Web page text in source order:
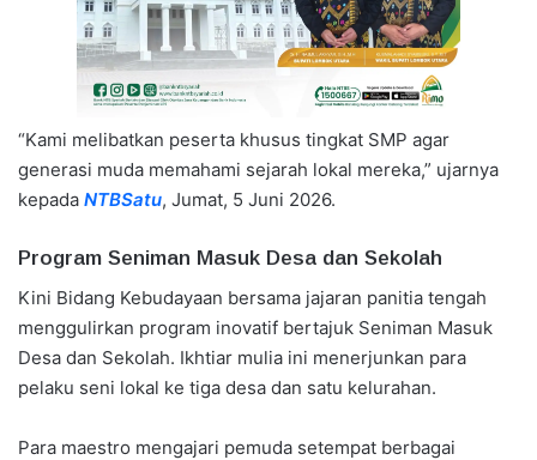
“Kami melibatkan peserta khusus tingkat SMP agar
generasi muda memahami sejarah lokal mereka,” ujarnya
kepada NTBSatu, Jumat, 5 Juni 2026.
Program Seniman Masuk Desa dan Sekolah
Kini Bidang Kebudayaan bersama jajaran panitia tengah
menggulirkan program inovatif bertajuk Seniman Masuk
Desa dan Sekolah. Ikhtiar mulia ini menerjunkan para
pelaku seni lokal ke tiga desa dan satu kelurahan.
Para maestro mengajari pemuda setempat berbagai